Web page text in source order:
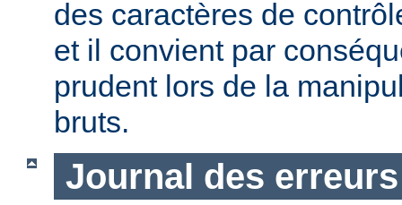
des caractères de
et il convient par
prudent lors de la
bruts.
Journal des erreurs